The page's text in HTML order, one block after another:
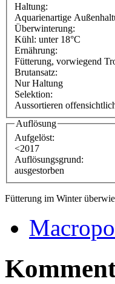
Haltung:
Aquarienartige
Überwinterung:
Kühl: unter 18°C
Ernährung:
Fütterung, vorwiegend
Brutansatz:
Nur Haltung
Selektion:
Aussortieren
Auflösung
Aufgelöst:
<2017
Auflösungsgrund:
ausgestorben
Fütterung im Winter